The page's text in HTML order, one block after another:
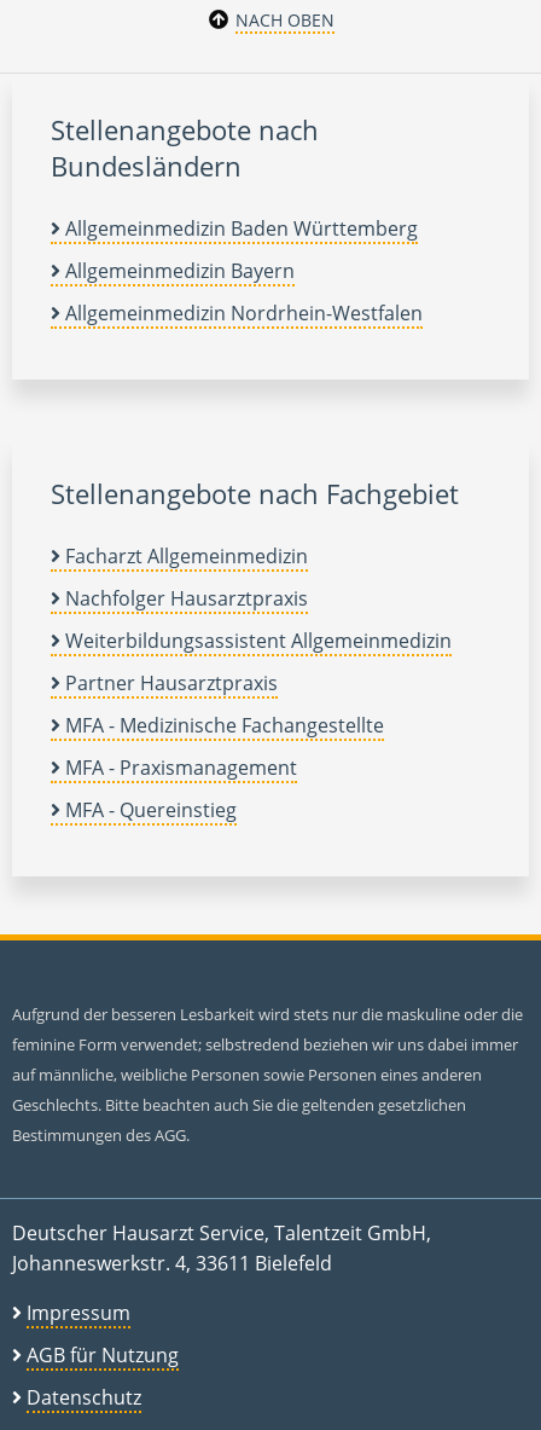
NACH OBEN
Stellenangebote nach
Bundesländern
Allgemeinmedizin Baden Württemberg
Allgemeinmedizin Bayern
Allgemeinmedizin Nordrhein-Westfalen
Stellenangebote nach Fachgebiet
Facharzt Allgemeinmedizin
Nachfolger Hausarztpraxis
Weiterbildungsassistent Allgemeinmedizin
Partner Hausarztpraxis
MFA - Medizinische Fachangestellte
MFA - Praxismanagement
MFA - Quereinstieg
Aufgrund der besseren Lesbarkeit wird stets nur die maskuline oder die
feminine Form verwendet; selbstredend beziehen wir uns dabei immer
auf männliche, weibliche Personen sowie Personen eines anderen
Geschlechts. Bitte beachten auch Sie die geltenden gesetzlichen
Bestimmungen des AGG.
Deutscher Hausarzt Service, Talentzeit GmbH,
Johanneswerkstr. 4, 33611 Bielefeld
Impressum
AGB für Nutzung
Datenschutz